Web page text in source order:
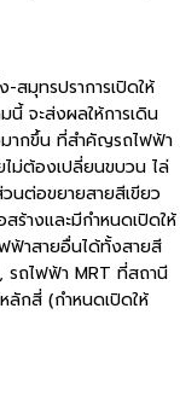
สมุทรปราการเปิดให้
นี้ จะส่งผลให้การเดิน
มากขึ้น ที่สำคัญรถไฟฟ้า
ม่ต้องเปลี่ยนขบวน ไล่
นต่อขยายสายสีเขียว
ร้างและมีกำหนดเปิดให้
ฟ้าสายอื่นได้ทั้งสายสี
รถไฟฟ้า MRT ที่สถานี
ลักสี่ (กำหนดเปิดให้